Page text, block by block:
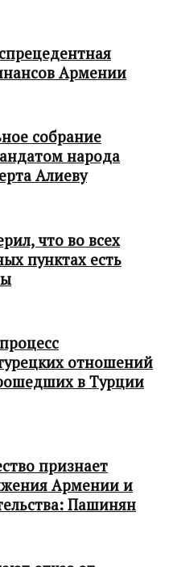
Армении
собрание
народа
Алиеву
что во всех
пунктах есть
отношений
в Турции
признает
Армении и
Пашинян